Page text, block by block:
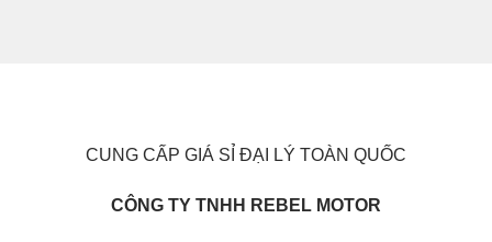
CUNG CẤP GIÁ SỈ ĐẠI LÝ TOÀN QUỐC
CÔNG TY TNHH REBEL MOTOR